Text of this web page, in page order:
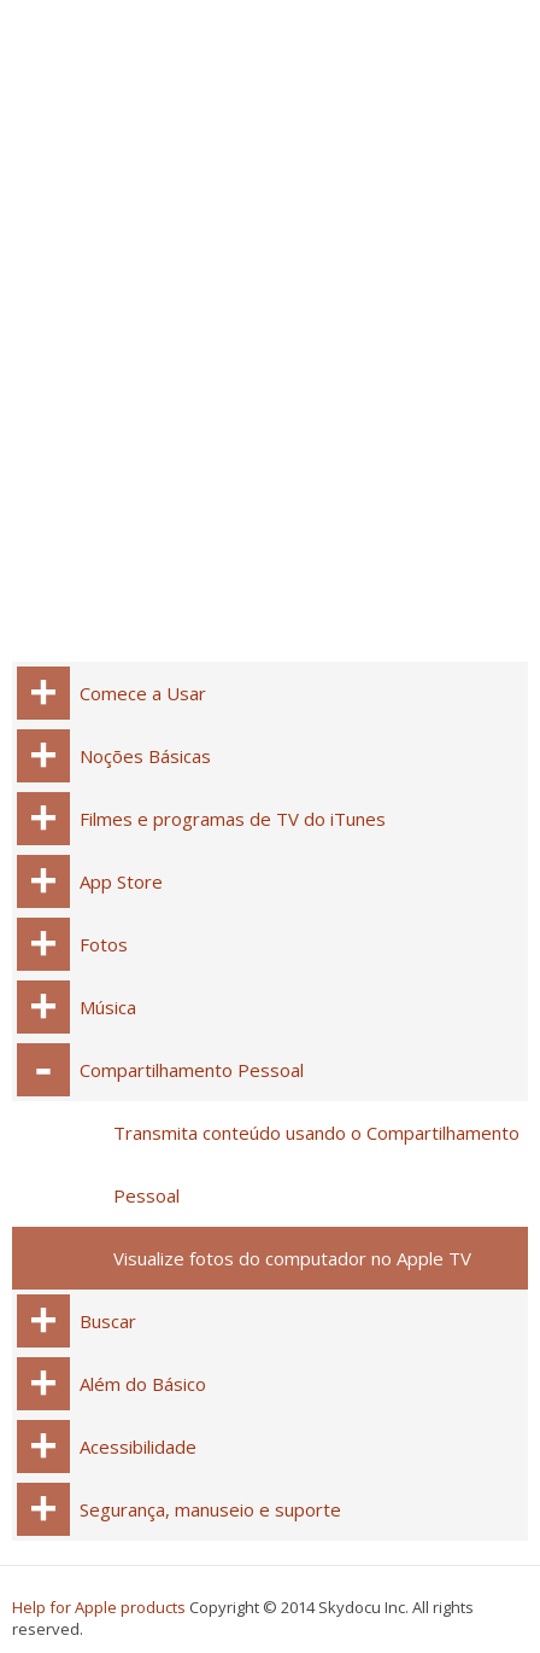
Comece a Usar
Noções Básicas
Filmes e programas de TV do iTunes
App Store
Fotos
Música
Compartilhamento Pessoal
Transmita conteúdo usando o Compartilhamento
Pessoal
Visualize fotos do computador no Apple TV
Buscar
Além do Básico
Acessibilidade
Segurança, manuseio e suporte
Help for Apple products Copyright © 2014 Skydocu Inc. All rights
reserved.